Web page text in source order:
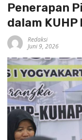
Penerapan
dalam KUHP
Redaksi
Juni 9, 2026